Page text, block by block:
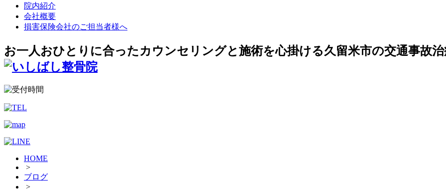
院内紹介
会社概要
損害保険会社のご担当者様へ
お一人おひとりに合ったカウンセリングと施術を心掛ける久留米市の交通事故
HOME
>
ブログ
>